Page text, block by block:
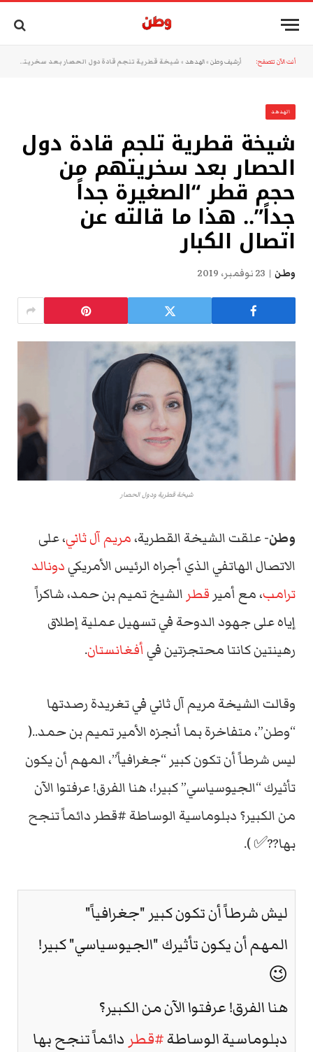
أنت الآن تتصفح: أرشيف وطن »الهدهد » شيخة قطرية تلجم قادة دول الحصار بعد سخريتهم من حجم قطر “الصغيرة جداً جداً”.. هذا ما قالته عن اتصال الكبار
الهدهد
شيخة قطرية تلجم قادة دول
الحصار بعد سخريتهم من
حجم قطر “الصغيرة جداً
جداً”.. هذا ما قالته عن
اتصال الكبار
وطن 23 نوفمبر، 2019
شيخة قطرية ودول الحصار
وطن-علقت الشيخة القطرية،مريم آل ثاني، على
الاتصال الهاتفي الذي أجراه الرئيس الأمريكيدونالد
ترامب، مع أمير قطر الشيخ تميم بن حمد، شاكراً
إياه على جهود الدوحة في تسهيل عملية إطلاق
رهينتين كانتا محتجزتين فيأفغانستان.
وقالت الشيخة مريم آل ثاني في تغريدة رصدتها
“وطن”، متفاخرة بما أنجزه الأمير تميم بن حمد..(
ليس شرطاً أن تكون كبير “جغرافياً”، المهم أن يكون
تأثيرك “الجيوسياسي” كبير!، هنا الفرق! عرفتوا الآن
من الكبير؟ دبلوماسية الوساطة #قطر دائماً تنجح
بها??✅ ).
ليش شرطاً أن تكون كبير "جغرافياً"
المهم أن يكون تأثيرك "الجيوسياسي" كبير!
😉
هنا الفرق! عرفتوا الآن من الكبير؟
دبلوماسية الوساطة#قطر دائماً تنجح بها